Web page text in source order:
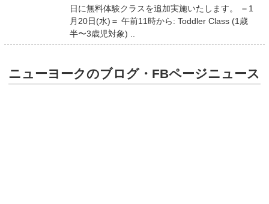
日に無料体験クラスを追加実施いたします。 ＝1
月20日(水)＝ 午前11時から: Toddler Class (1歳
半〜3歳児対象) ..
ニューヨークのブログ・FBページニュース